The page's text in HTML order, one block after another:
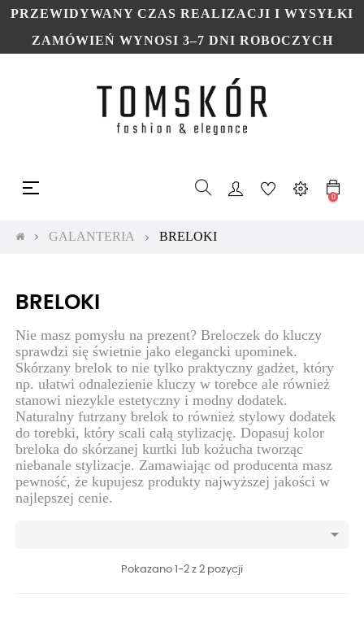
PRZEWIDYWANY CZAS REALIZACJI I WYSYŁKI
ZAMÓWIEŃ WYNOSI 3–7 DNI ROBOCZYCH
Toggle
navigation
☰
0
GALANTERIA BRELOKI
BRELOKI
Nie masz pomysłu na prezent? Breloczek do kluczy
sprawdzi się świetnie jako elegancki upominek.
Skórzany brelok to nie tylko praktyczny gadżet, który
np. ułatwi odnalezienie kluczy w torebce ale również
stanowi niezykle estetyczny i modny dodatek.
Naturalny futrzany brelok to również stylowy dodatek
do torebki, który scali całą stylizację. Dopasuj kolor
breloka do skórzanej kurtki lub kożucha tworząc
niebanale stylizacje. Zamawiając od producenta masz
pewność, że kupujesz produkty najwyższej jakości w
najlepszej cenie.

Pokazano 1-2 z 2 pozycji